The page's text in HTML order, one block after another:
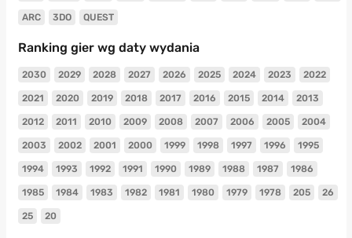
ARC 3DO QUEST
Ranking gier wg daty wydania
2030 2029 2028 2027 2026 2025 2024 2023 2022
2021 2020 2019 2018 2017 2016 2015 2014 2013
2012 2011 2010 2009 2008 2007 2006 2005 2004
2003 2002 2001 2000 1999 1998 1997 1996 1995
1994 1993 1992 1991 1990 1989 1988 1987 1986
1985 1984 1983 1982 1981 1980 1979 1978 205 26
25 20